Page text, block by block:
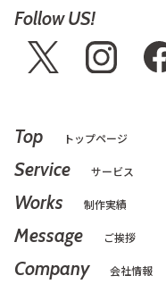
Follow US!
Top トップページ
Service サービス
Works 制作実績
Message ご挨拶
Company 会社情報